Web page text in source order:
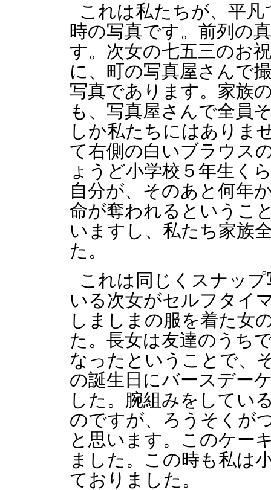
これは私たちが、平
時の写真です。前列の
す。次女の七五三のお
に、町の写真屋さんで
写真であります。家族
も、写真屋さんで全員
しか私たちにはありま
て右側の白いブラウス
ょうど小学校５年生く
自分が、そのあと何年
命が奪われるというこ
いますし、私たち家族
た。
これは同じくスナッ
いる次女がセルフタイ
しましまの服を着た女
た。長女は友達のうち
なったということで、
の誕生日にバースデー
した。腕組みをしてい
のですが、ろうそくが
と思います。このケー
ました。この時も私は
ておりました。